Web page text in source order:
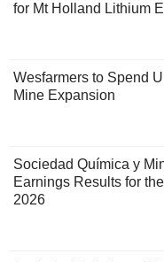
for Mt Holland Lithium
Wesfarmers to Spend
Mine Expansion
Sociedad Química y
Earnings Results for
2026